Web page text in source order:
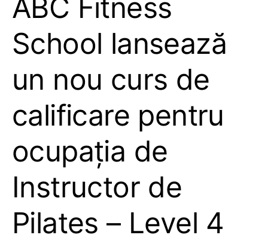
ABC Fitness
School lansează
un nou curs de
calificare pentru
ocupația de
Instructor de
Pilates – Level 4